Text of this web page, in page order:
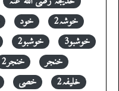
خود
خوشہ2
خوشبو2
خوشبو3
خنجر2
خنجر
خصی
خلیفہ2